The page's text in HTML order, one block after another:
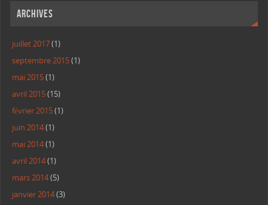
Archives
juillet 2017(1)
septembre 2015(1)
mai 2015(1)
avril 2015(15)
février 2015(1)
juin 2014(1)
mai 2014(1)
avril 2014(1)
mars 2014(5)
janvier 2014(3)